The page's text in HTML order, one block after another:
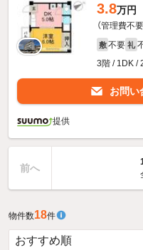
3.8万円
（管理費不要
敷 不要 礼
3階 / 1DK /
お問い
提供
前へ
物件数18件